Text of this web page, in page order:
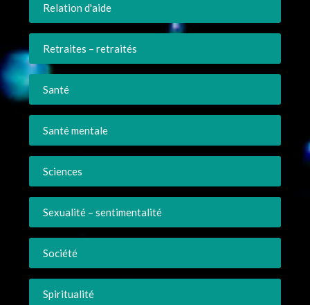
Relation d'aide
Retraites – retraités
Santé
Santé mentale
Sciences
Sexualité – sentimentalité
Société
Spiritualité